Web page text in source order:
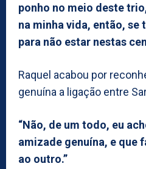
ponho no meio deste
na minha vida, então, se
para não estar nestas
Raquel acabou por
genuína a ligação entre
“Não, de um todo, eu
amizade genuína, e que
ao outro.”